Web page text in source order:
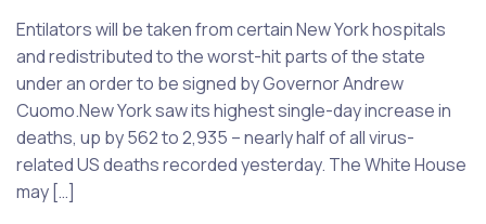
Entilators will be taken from certain New York hospitals
and redistributed to the worst-hit parts of the state
under an order to be signed by Governor Andrew
Cuomo.New York saw its highest single-day increase in
deaths, up by 562 to 2,935 – nearly half of all virus-
related US deaths recorded yesterday. The White House
may […]